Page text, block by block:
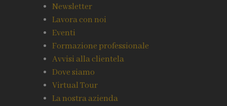
Newsletter
Lavora con noi
Eventi
Formazione professionale
Avvisi alla clientela
Dove siamo
Virtual Tour
La nostra azienda